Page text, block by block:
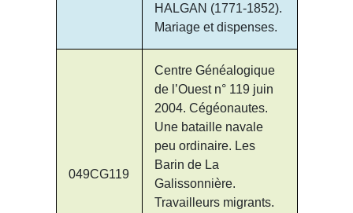
HALGAN (1771-1852).
Mariage et dispenses.
049CG119
Centre Généalogique
de l’Ouest n° 119 juin
2004. Cégéonautes.
Une bataille navale
peu ordinaire. Les
Barin de La
Galissonnière.
Travailleurs migrants.